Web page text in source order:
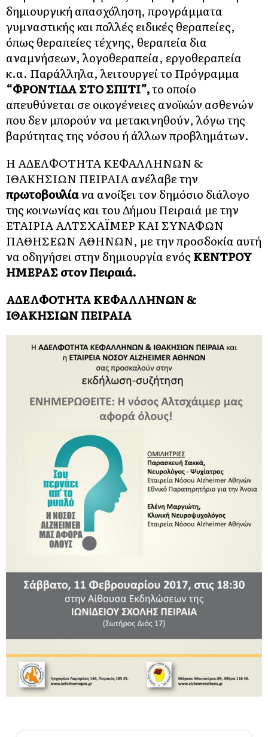
δημιουργική απασχόληση, προγράμματα
γυμναστικής και πολλές ειδικές θεραπείες,
όπως θεραπείες τέχνης, θεραπεία δια
αναμνήσεων, λογοθεραπεία, εργοθεραπεία
κ.α. Παράλληλα, λειτουργεί το Πρόγραμμα
“ΦΡΟΝΤΙΔΑ ΣΤΟ ΣΠΙΤΙ”,το οποίο
απευθύνεται σε οικογένειες ανοϊκών ασθενών
που δεν μπορούν να μετακινηθούν, λόγω της
βαρύτητας της νόσου ή άλλων προβλημάτων.
Η ΑΔΕΛΦΟΤΗΤΑ ΚΕΦΑΛΛΗΝΩΝ &
ΙΘΑΚΗΣΙΩΝ ΠΕΙΡΑΙΑ ανέλαβε την
πρωτοβουλίανα ανοίξει τον δημόσιο διάλογο
της κοινωνίας και του Δήμου Πειραιά με την
ΕΤΑΙΡΙΑ ΑΛΤΣΧΑΪΜΕΡ ΚΑΙ ΣΥΝΑΦΩΝ
ΠΑΘΗΣΕΩΝ ΑΘΗΝΩΝ, με την προσδοκία αυτή
να οδηγήσει στην δημιουργία ενός ΚΕΝΤΡΟΥ
ΗΜΕΡΑΣ στον Πειραιά.
ΑΔΕΛΦΟΤΗΤΑ ΚΕΦΑΛΛΗΝΩΝ &
ΙΘΑΚΗΣΙΩΝ ΠΕΙΡΑΙΑ